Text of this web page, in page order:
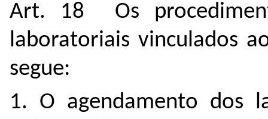
Art. 18 Os
laboratoriais vinculados
segue:
1. O agendamento dos